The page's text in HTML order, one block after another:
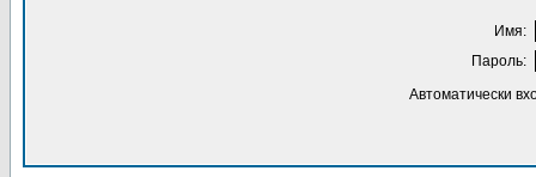
Имя:
Пароль:
Автоматически